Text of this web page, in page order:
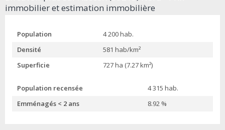
immobilier et estimation immobilière
Population
4 200 hab.
Densité
581 hab/km²
Superficie
727 ha (7.27 km²)
Population recensée
4 315 hab.
Emménagés < 2 ans
8.92 %